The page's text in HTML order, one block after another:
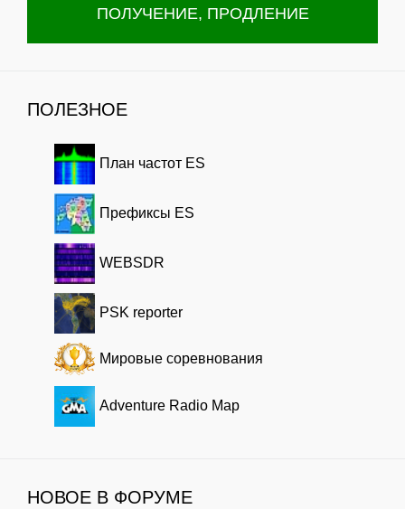
ПОЛУЧЕНИЕ, ПРОДЛЕНИЕ
ПОЛЕЗНОЕ
План частот ES
Префиксы ES
WEBSDR
PSK reporter
Мировые соревнования
Adventure Radio Map
НОВОЕ В ФОРУМЕ